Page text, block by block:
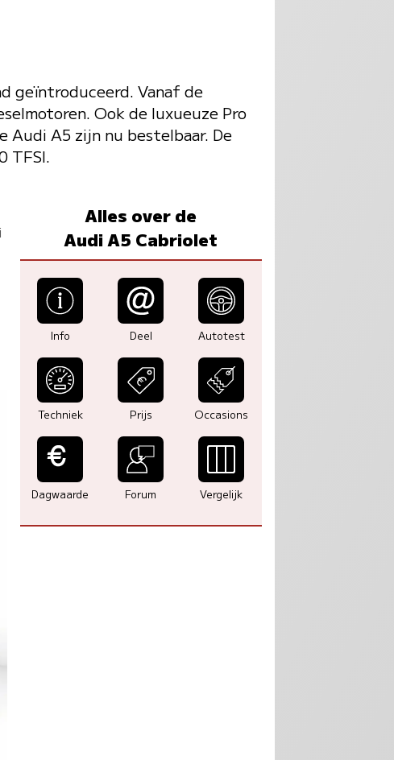
geïntroduceerd. Vanaf de
Ook de luxueuze Pro
Audi A5 zijn nu bestelbaar. De
TFSI.
Alles over de
Audi A5 Cabriolet
Info Deel Autotest
Techniek Prijs Occasions
Dagwaarde Forum Vergelijk